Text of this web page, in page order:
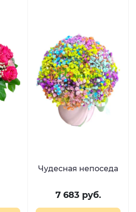
Чудесная непоседа
7 683 руб.